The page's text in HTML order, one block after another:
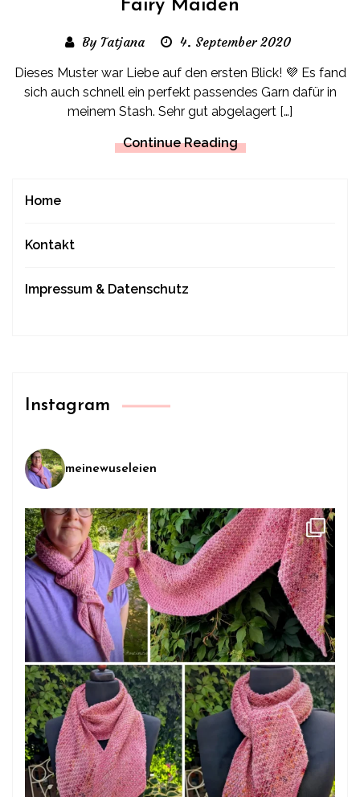
Fairy Maiden
By Tatjana 4. September 2020
Dieses Muster war Liebe auf den ersten Blick! 💜 Es fand
sich auch schnell ein perfekt passendes Garn dafür in
meinem Stash. Sehr gut abgelagert […]
Continue Reading
Home
Kontakt
Impressum & Datenschutz
Instagram
meinewuseleien